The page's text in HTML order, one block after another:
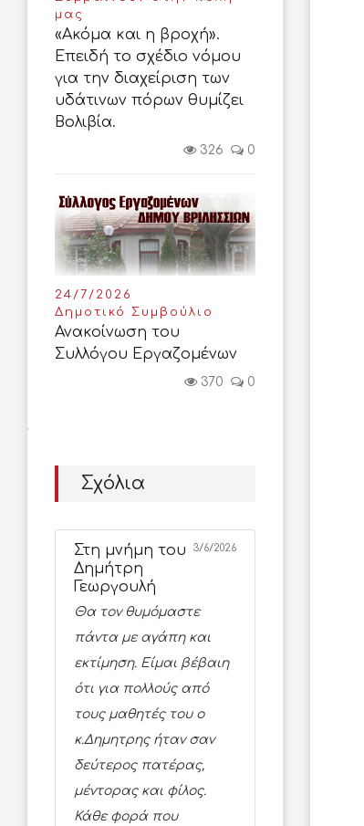
μας
«Ακόμα και η βροχή».
Επειδή το σχέδιο νόμου
για την διαχείριση των
υδάτινων πόρων θυμίζει
Βολιβία.
326 0
24/7/2026
Δημοτικό Συμβούλιο
Ανακοίνωση του
Συλλόγου Εργαζομένων
370 0
Σχόλια
Στη μνήμη του
Δημήτρη
Γεωργουλή
3/6/2026
Θα τον θυμόμαστε
πάντα με αγάπη και
εκτίμηση. Είμαι βέβαιη
ότι για πολλούς από
τους μαθητές του ο
κ.Δημητρης ήταν σαν
δεύτερος πατέρας,
μέντορας και φίλος.
Κάθε φορά που